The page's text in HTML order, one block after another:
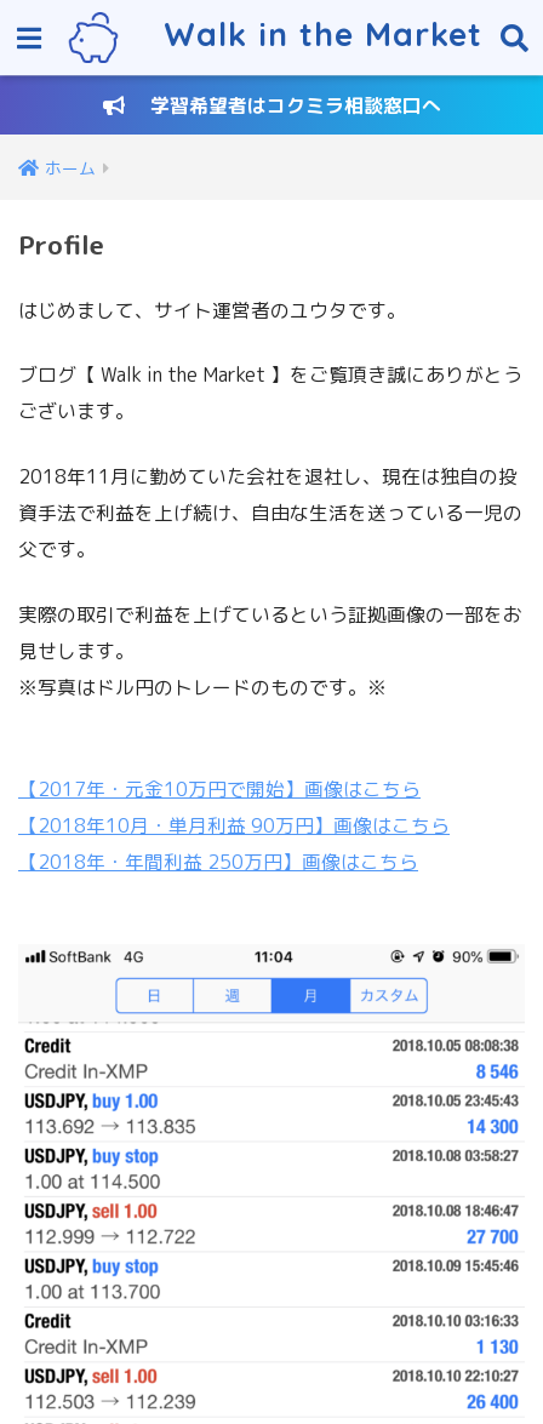
Walk in the Market
学習希望者はコクミラ相談窓口へ
ホーム
Profile
はじめまして、サイト運営者のユウタです。
ブログ【 Walk in the Market 】をご覧頂き誠にありがとう
ございます。
2018年11月に勤めていた会社を退社し、現在は独自の投
資手法で利益を上げ続け、自由な生活を送っている一児の
父です。
実際の取引で利益を上げているという証拠画像の一部をお
見せします。
※写真はドル円のトレードのものです。※
【2017年・元金10万円で開始】画像はこちら
【2018年10月・単月利益 90万円】画像はこちら
【2018年・年間利益 250万円】画像はこちら